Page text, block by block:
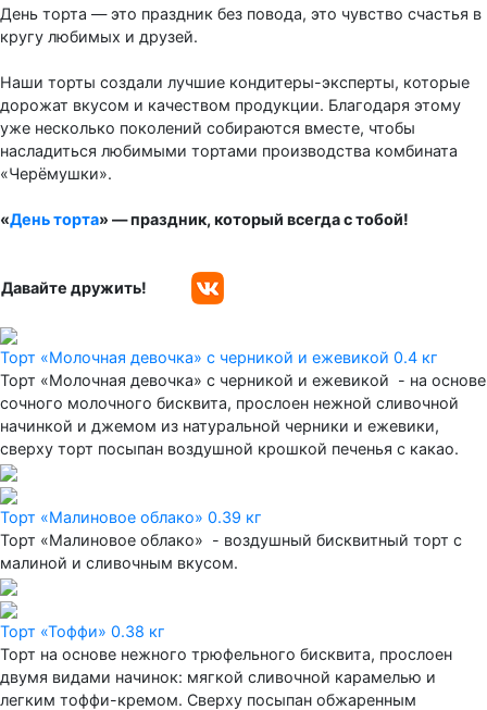
День торта — это праздник без повода, это чувство счастья в
кругу любимых и друзей.
Наши торты создали лучшие кондитеры-эксперты, которые
дорожат вкусом и качеством продукции. Благодаря этому
уже несколько поколений собираются вместе, чтобы
насладиться любимыми тортами производства комбината
«Черёмушки».
«День торта» — праздник, который всегда с тобой!
Давайте дружить!
Торт «Молочная девочка» с черникой и ежевикой 0.4 кг
Торт «Молочная девочка» с черникой и ежевикой - на основе
сочного молочного бисквита, прослоен нежной сливочной
начинкой и джемом из натуральной черники и ежевики,
сверху торт посыпан воздушной крошкой печенья с какао.
Торт «Малиновое облако» 0.39 кг
Торт «Малиновое облако» - воздушный бисквитный торт с
малиной и сливочным вкусом.
Торт «Тоффи» 0.38 кг
Торт на основе нежного трюфельного бисквита, прослоен
двумя видами начинок: мягкой сливочной карамелью и
легким тоффи-кремом. Сверху посыпан обжаренным